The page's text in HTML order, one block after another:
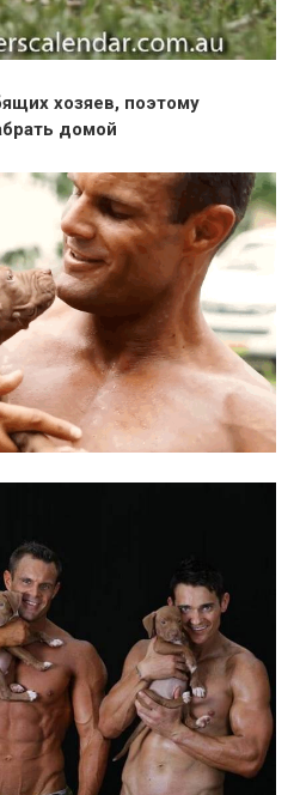
хозяев, поэтому
домой